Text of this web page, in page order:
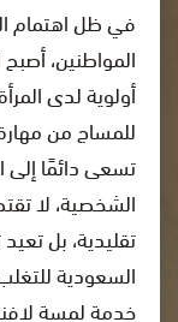
في ظل اهتمام
المواطنين،
أولوية لدى
للمساج من
تسعى دائمًا إلى
الشخصية، لا
تقليدية، بل
السعودية
خدمة لمسة